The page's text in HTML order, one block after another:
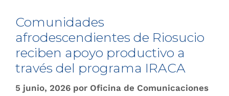
Comunidades
afrodescendientes de Riosucio
reciben apoyo productivo a
través del programa IRACA
5 junio, 2026 por Oficina de Comunicaciones